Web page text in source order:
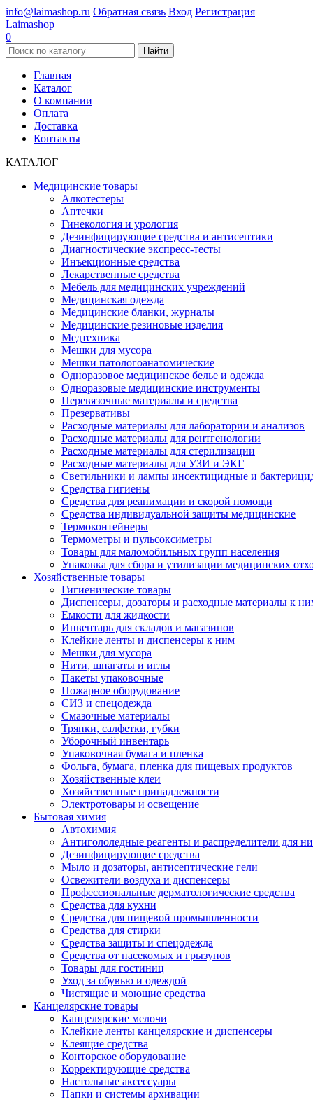
info@laimashop.ru Обратная связь Вход Регистрация
Laimashop
0
Найти
Главная
Каталог
О компании
Оплата
Доставка
Контакты
КАТАЛОГ
Медицинские товары
Алкотестеры
Аптечки
Гинекология и урология
Дезинфицирующие средства и антисептики
Диагностические экспресс-тесты
Инъекционные средства
Лекарственные средства
Мебель для медицинских учреждений
Медицинская одежда
Медицинские бланки, журналы
Медицинские резиновые изделия
Медтехника
Мешки для мусора
Мешки патологоанатомические
Одноразовое медицинское белье и одежда
Одноразовые медицинские инструменты
Перевязочные материалы и средства
Презервативы
Расходные материалы для лаборатории и анализов
Расходные материалы для рентгенологии
Расходные материалы для стерилизации
Расходные материалы для УЗИ и ЭКГ
Светильники и лампы инсектицидные и
Средства гигиены
Средства для реанимации и скорой помощи
Средства индивидуальной защиты медицинские
Термоконтейнеры
Термометры и пульсоксиметры
Товары для маломобильных групп населения
Упаковка для сбора и утилизации медицинских
Хозяйственные товары
Гигиенические товары
Диспенсеры, дозаторы и расходные материалы к
Емкости для жидкости
Инвентарь для складов и магазинов
Клейкие ленты и диспенсеры к ним
Мешки для мусора
Нити, шпагаты и иглы
Пакеты упаковочные
Пожарное оборудование
СИЗ и спецодежда
Смазочные материалы
Тряпки, салфетки, губки
Уборочный инвентарь
Упаковочная бумага и пленка
Фольга, бумага, пленка для пищевых продуктов
Хозяйственные клеи
Хозяйственные принадлежности
Электротовары и освещение
Бытовая химия
Автохимия
Антигололедные реагенты и распределители для
Дезинфицирующие средства
Мыло и дозаторы, антисептические гели
Освежители воздуха и диспенсеры
Профессиональные дерматологические средства
Средства для кухни
Средства для пищевой промышленности
Средства для стирки
Средства защиты и спецодежда
Средства от насекомых и грызунов
Товары для гостиниц
Уход за обувью и одеждой
Чистящие и моющие средства
Канцелярские товары
Канцелярские мелочи
Клейкие ленты канцелярские и диспенсеры
Клеящие средства
Конторское оборудование
Корректирующие средства
Настольные аксессуары
Папки и системы архивации